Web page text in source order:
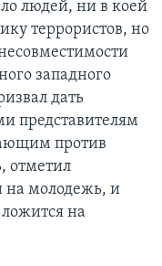
людей, ни в коей
террористов, но
западного
дать
представителям
против
отметил
на молодежь, и
ложится на